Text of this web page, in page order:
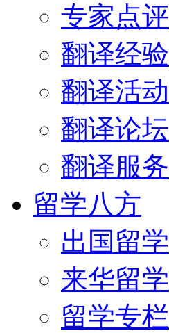
专家点评
翻译经验
翻译活动
翻译论坛
翻译服务
留学八方
出国留学
来华留学
留学专栏